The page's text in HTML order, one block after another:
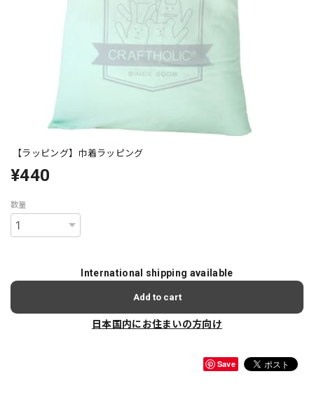
【ラッピング】巾着ラッピング
¥440
数量
International shipping available
Add to cart
日本国内にお住まいの方向け
Save